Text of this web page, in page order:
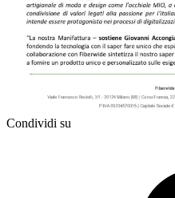
Condividi su